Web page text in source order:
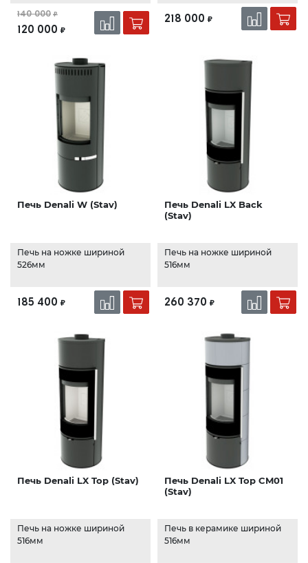
140 000 ₽
120 000 ₽
218 000 ₽
Печь Denali W (Stav)
Печь на ножке шириной
526мм
185 400 ₽
Печь Denali LX Back
(Stav)
Печь на ножке шириной
516мм
260 370 ₽
Печь Denali LX Top (Stav)
Печь на ножке шириной
516мм
Печь Denali LX Top CM01
(Stav)
Печь в керамике шириной
516мм